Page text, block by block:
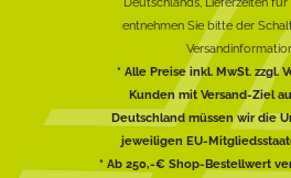
entnehmen Sie bitte der
* Alle Preise inkl. MwSt. zzgl.
Kunden mit Versand-Ziel
Deutschland müssen wir die
jeweiligen EU-
* Ab 250,-€ Shop-Bestellwert